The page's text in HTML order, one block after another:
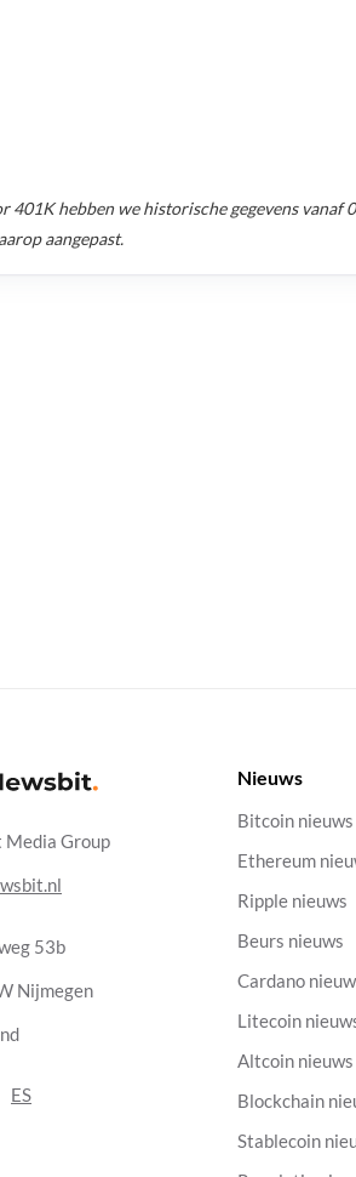
401Khebben we historische gegevens vanaf
aangepast.
Media Group
53b
Nijmegen
ES
Nieuws
Bitcoin nieuws
Ethereum
Ripple nieuws
Beurs nieuws
Cardano
Litecoin
Altcoin nieuws
Blockchain
Stablecoin